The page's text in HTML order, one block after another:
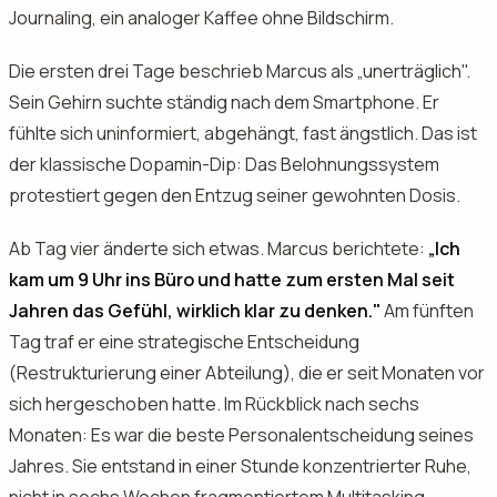
Journaling, ein analoger Kaffee ohne Bildschirm.
Die ersten drei Tage beschrieb Marcus als „unerträglich".
Sein Gehirn suchte ständig nach dem Smartphone. Er
fühlte sich uninformiert, abgehängt, fast ängstlich. Das ist
der klassische Dopamin-Dip: Das Belohnungssystem
protestiert gegen den Entzug seiner gewohnten Dosis.
Ab Tag vier änderte sich etwas. Marcus berichtete: „Ich
kam um 9 Uhr ins Büro und hatte zum ersten Mal seit
Jahren das Gefühl, wirklich klar zu denken."Am fünften
Tag traf er eine strategische Entscheidung
(Restrukturierung einer Abteilung), die er seit Monaten vor
sich hergeschoben hatte. Im Rückblick nach sechs
Monaten: Es war die beste Personalentscheidung seines
Jahres. Sie entstand in einer Stunde konzentrierter Ruhe,